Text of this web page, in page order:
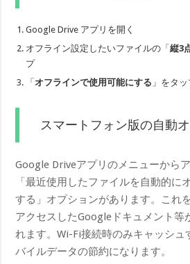
Google Drive アプリを開く
オフライン設定したいファイルの「縦3
プ
「オフラインで使用可能にする 」をタ
スマートフォン版の自動
Google Driveアプリのメニューから
「最近使用したファイルを自動的に
する」オプションがあります。これ
アクセスしたGoogleドキュメント等
れます。Wi-Fi接続時のみキャッシュ
バイルデータの節約になります。